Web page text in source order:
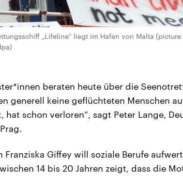
„Lifeline“ liegt im Hafen von Malta
beraten heute über die
generell keine geflüchteten Menschen
hat schon verloren“, sagt Peter Lange,
Franziska Giffey will soziale Berufe
14 bis 20 Jahren zeigt, dass die